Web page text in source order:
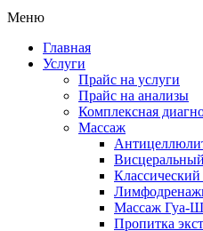
Клиника
жизнь"
Меню
Главная
Услуги
Прайс на услуги
Прайс на анализы
Комплексная
Массаж
Массаж Гуа-
Пропитка